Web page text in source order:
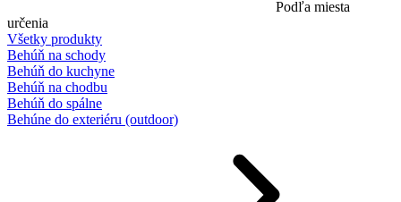
Podľa miesta
určenia
Všetky produkty
Behúň na schody
Behúň do kuchyne
Behúň na chodbu
Behúň do spálne
Behúne do exteriéru (outdoor)